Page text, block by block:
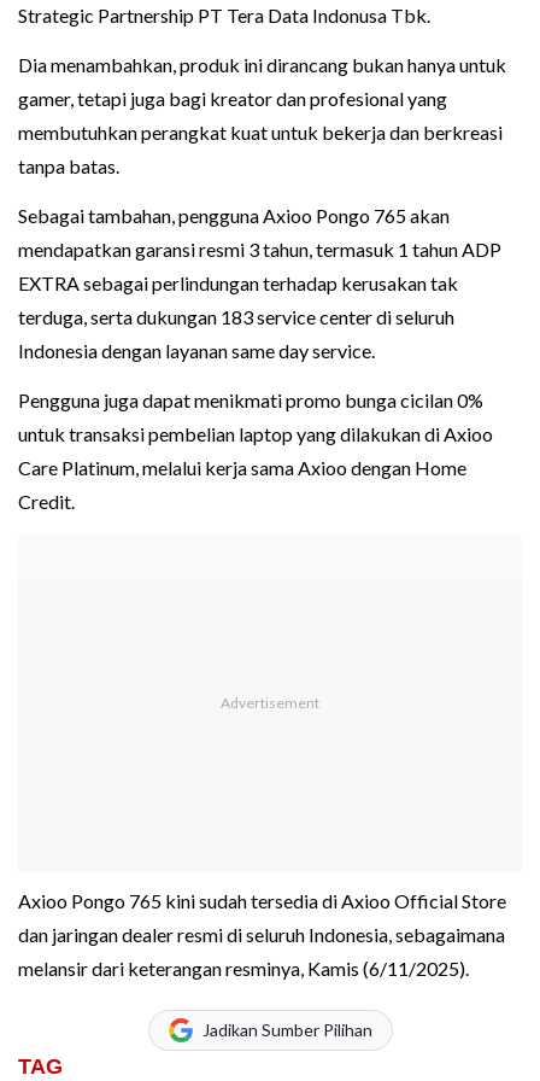
Strategic Partnership PT Tera Data Indonusa Tbk.
Dia menambahkan, produk ini dirancang bukan hanya untuk
gamer, tetapi juga bagi kreator dan profesional yang
membutuhkan perangkat kuat untuk bekerja dan berkreasi
tanpa batas.
Sebagai tambahan, pengguna Axioo Pongo 765 akan
mendapatkan garansi resmi 3 tahun, termasuk 1 tahun ADP
EXTRA sebagai perlindungan terhadap kerusakan tak
terduga, serta dukungan 183 service center di seluruh
Indonesia dengan layanan same day service.
Pengguna juga dapat menikmati promo bunga cicilan 0%
untuk transaksi pembelian laptop yang dilakukan di Axioo
Care Platinum, melalui kerja sama Axioo dengan Home
Credit.
Axioo Pongo 765 kini sudah tersedia di Axioo Official Store
dan jaringan dealer resmi di seluruh Indonesia, sebagaimana
melansir dari keterangan resminya, Kamis (6/11/2025).
Jadikan Sumber Pilihan
TAG